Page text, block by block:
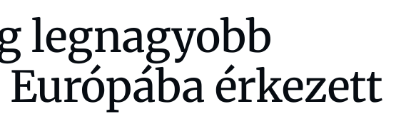
legnagyobb
érkezett